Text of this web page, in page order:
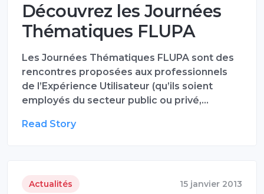
Découvrez les Journées
Thématiques FLUPA
Les Journées Thématiques FLUPA sont des
rencontres proposées aux professionnels
de l’Expérience Utilisateur (qu’ils soient
employés du secteur public ou privé,…
Read Story
Actualités 15 janvier 2013